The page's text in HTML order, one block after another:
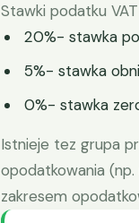
Stawki podatku
20%- stawka
5%- stawka
0%- stawka
Istnieje tez grupa
opodatkowania
zakresem